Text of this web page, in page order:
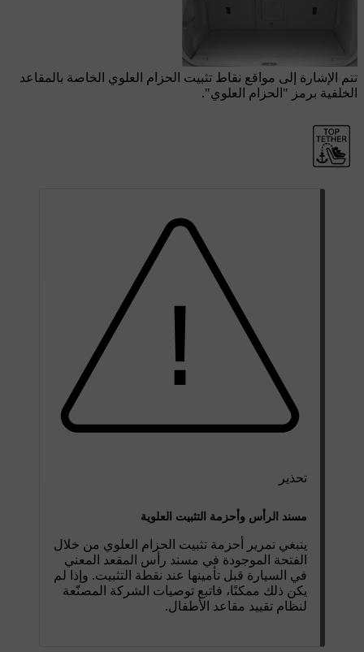
تتم الإشارة إلى مواقع نقاط تثبيت الحزام العلوي الخاصة بالمقاعد
الخلفية برمز "الحزام العلوي".
تحذير
مسند الرأس وأحزمة التثبيت العلوية
ينبغي تمرير أحزمة تثبيت الحزام العلوي من خلال
الفتحة الموجودة في مسند رأس المقعد المعني
في السيارة قبل تأمينها عند نقطة التثبيت. وإذا لم
يكن ذلك ممكنًا، فاتبع توصيات الشركة المصنّعة
لنظام تقييد مقاعد الأطفال.